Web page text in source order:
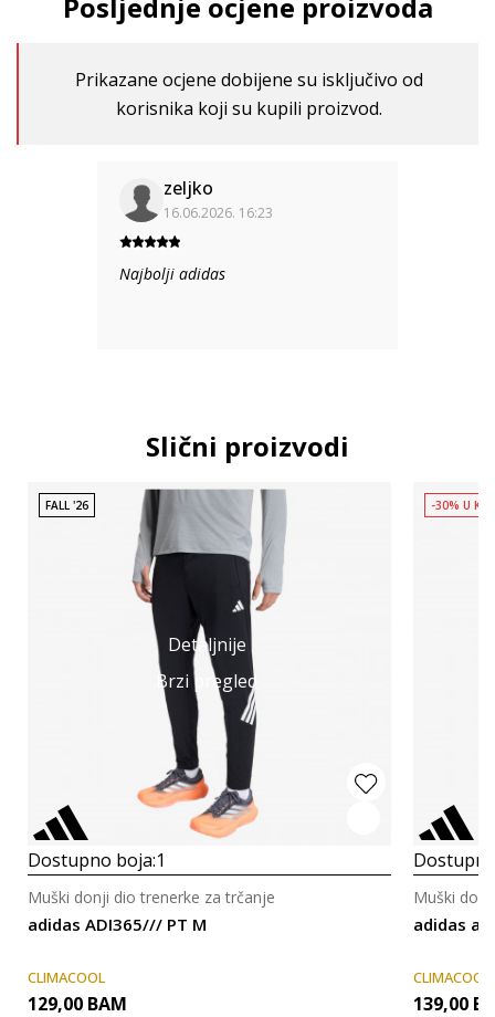
Prikazane ocjene dobijene su isključivo od
korisnika koji su kupili proizvod.
zeljko
16.06.2026. 16:23
Najbolji adidas
Slični proizvodi
Detaljnije
Brzi pregled
FALL '26
Dostupno boja:1
adidas ADI365/// PT M
Muški donji dio trenerke za trčanje
CLIMACOOL
129,00 BAM
-30% U
adidas
Muški
CLIMACOOL
139,00